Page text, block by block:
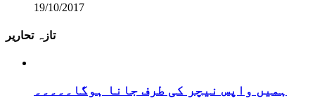
19/10/2017
تازہ تحاریر
ہمیں واپس نیچر کی طرف جانا ہوگا۔۔۔۔۔